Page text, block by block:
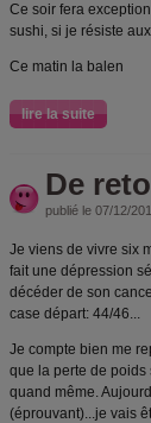
Ce soir fera
sushi, si je résiste
Ce matin la balen
lire la suite
De
publié le 07/12/
Je viens de vivre six
fait une dépression
décéder de son
case départ: 44/46...
Je compte bien me
que la perte de poids
quand même.
(éprouvant)...je vais